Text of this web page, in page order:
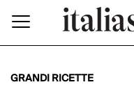
GRANDI RICETTE